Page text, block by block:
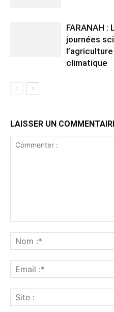
FARANAH :
journées
climatique
LAISSER UN